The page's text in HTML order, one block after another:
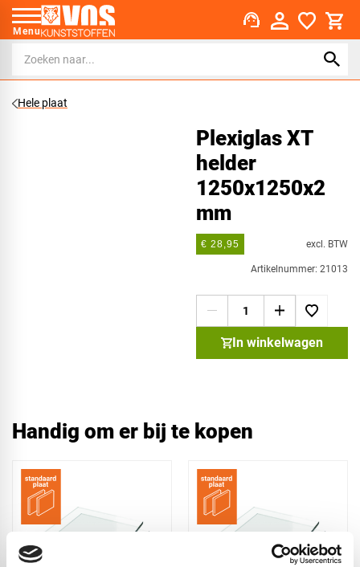
Menu support_agent
Hele plaat
Plexiglas XT
helder
1250x1250x2
mm
€ 28,95 excl. BTW
Artikelnummer: 21013
In winkelwagen
Handig om er bij te kopen